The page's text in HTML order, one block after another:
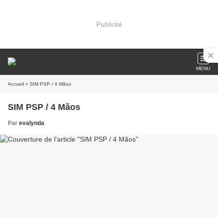
Publicité
MENU
Accueil » SIM PSP / 4 Mãos
SIM PSP / 4 Mãos
Par evalynda